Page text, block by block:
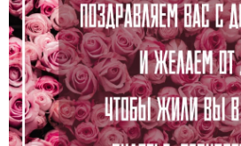
ПРАЗДНИКИ
С Днем рождения
Юбилей
Свадьба
Годовщина свадьбы